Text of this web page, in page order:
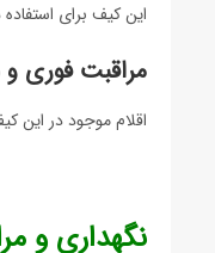
این کیف برای
مراقبت فوری و
اقلام موجود در این
نگهداری و